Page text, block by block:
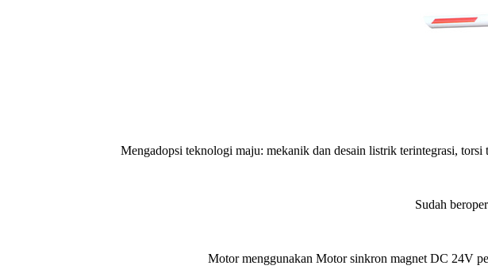
Mengadopsi teknologi maju: mekanik dan desain listrik terintegrasi,
Sudah
Motor menggunakan Motor sinkron magnet DC 24V